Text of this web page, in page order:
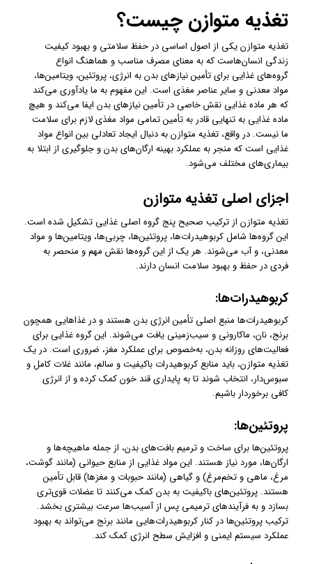
تغذیه متوازن چیست؟
تغذیه متوازن یکی از اصول اساسی در حفظ سلامتی و بهبود کیفیت
زندگی انسان‌هاست که به معنای مصرف مناسب و هماهنگ انواع
گروه‌های غذایی برای تأمین نیازهای بدن به انرژی، پروتئین، ویتامین‌ها،
مواد معدنی و سایر عناصر مغذی است. این مفهوم به ما یادآوری می‌کند
که هر ماده غذایی نقش خاصی در تأمین نیازهای بدن ایفا می‌کند و هیچ
ماده غذایی به تنهایی قادر به تأمین تمامی مواد مغذی لازم برای سلامت
ما نیست. در واقع، تغذیه متوازن به دنبال ایجاد تعادلی بین انواع مواد
غذایی است که منجر به عملکرد بهینه ارگان‌های بدن و جلوگیری از ابتلا به
بیماری‌های مختلف می‌شود.
اجزای اصلی تغذیه متوازن
تغذیه متوازن از ترکیب صحیح پنج گروه اصلی غذایی تشکیل شده است.
این گروه‌ها شامل کربوهیدرات‌ها، پروتئین‌ها، چربی‌ها، ویتامین‌ها و مواد
معدنی، و آب می‌شوند. هر یک از این گروه‌ها نقش مهم و منحصر به
فردی در حفظ و بهبود سلامت انسان دارند.
کربوهیدرات‌ها:
کربوهیدرات‌ها منبع اصلی تأمین انرژی بدن هستند و در غذاهایی همچون
برنج، نان، ماکارونی و سیب‌زمینی یافت می‌شوند. این گروه غذایی برای
فعالیت‌های روزانه بدن، به‌خصوص برای عملکرد مغز، ضروری است. در یک
تغذیه متوازن، باید منابع کربوهیدرات باکیفیت و سالم، مانند غلات کامل و
سبوس‌دار، انتخاب شوند تا به پایداری قند خون کمک کرده و از انرژی
کافی برخوردار باشیم.
پروتئین‌ها:
پروتئین‌ها برای ساخت و ترمیم بافت‌های بدن، از جمله ماهیچه‌ها و
ارگان‌ها، مورد نیاز هستند. این مواد غذایی از منابع حیوانی (مانند گوشت،
مرغ، ماهی و تخم‌مرغ) و گیاهی (مانند حبوبات و مغزها) قابل تأمین
هستند. پروتئین‌های باکیفیت به بدن کمک می‌کنند تا عضلات قوی‌تری
بسازد و به فرآیندهای ترمیمی پس از آسیب‌ها سرعت بیشتری بخشد.
ترکیب پروتئین‌ها در کنار کربوهیدرات‌هایی مانند برنج می‌تواند به بهبود
عملکرد سیستم ایمنی و افزایش سطح انرژی کمک کند.